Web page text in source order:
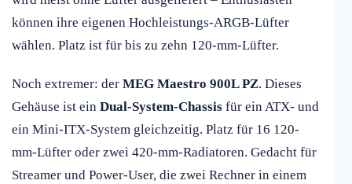
können ihre eigenen Hochleistungs-ARGB-Lüfter
wählen. Platz ist für bis zu zehn 120-mm-Lüfter.
Noch extremer: der MEG Maestro 900L PZ. Dieses
Gehäuse ist ein Dual-System-Chassis für ein ATX- und
ein Mini-ITX-System gleichzeitig. Platz für 16 120-
mm-Lüfter oder zwei 420-mm-Radiatoren. Gedacht für
Streamer und Power-User, die zwei Rechner in einem